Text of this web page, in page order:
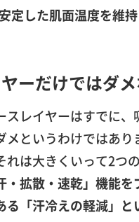
安定した肌面温度を維持
ーだけではダメ
スレイヤーはすでに
メというわけではあ
れは大きくいって2つ
・拡散・速乾」機能
る「汗冷えの軽減」